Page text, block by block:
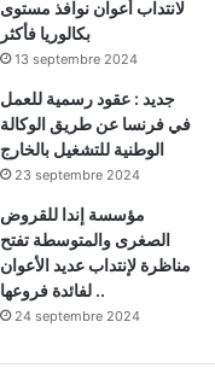
لانتداب أعوان نوافذ مستوى
بكالوريا فأكثر
13 septembre 2024
جديد : عقود رسمية للعمل
في فرنسا عن طريق الوكالة
الوطنية للتشغيل بالخارج
23 septembre 2024
مؤسسة إندا للقروض
الصغرى والمتوسطة تفتح
مناظرة لإنتداب عديد الأعوان
لفائدة فروعها ..
24 septembre 2024